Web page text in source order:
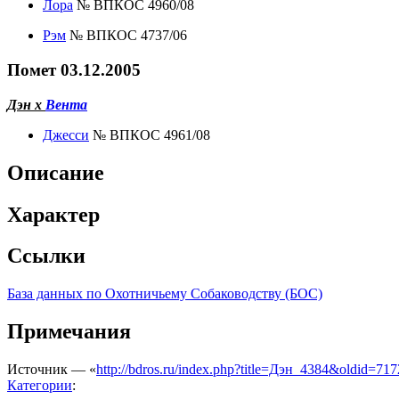
Лора № ВПКОС 4960/08
Рэм № ВПКОС 4737/06
Помет 03.12.2005
Дэн х Вента
Джесси № ВПКОС 4961/08
Описание
Характер
Ссылки
База данных по Охотничьему Собаководству (БОС)
Примечания
Источник — «http://bdros.ru/
Категории: